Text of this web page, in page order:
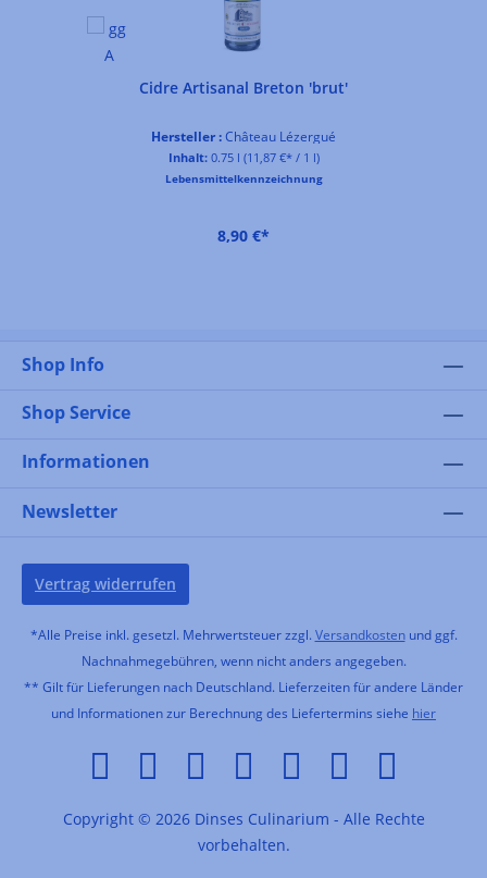
Cidre Artisanal Breton 'brut'
Hersteller :Château Lézergué
Inhalt: 0.75 l (11,87 €* / 1 l)
Lebensmittelkennzeichnung
8,90 €*
Shop Info
Shop Service
Informationen
Newsletter
Vertrag widerrufen
*Alle Preise inkl. gesetzl. Mehrwertsteuer zzgl. Versandkostenund ggf.
Nachnahmegebühren, wenn nicht anders angegeben.
** Gilt für Lieferungen nach Deutschland. Lieferzeiten für andere Länder
und Informationen zur Berechnung des Liefertermins siehe hier
Copyright © 2026 Dinses Culinarium - Alle Rechte
vorbehalten.